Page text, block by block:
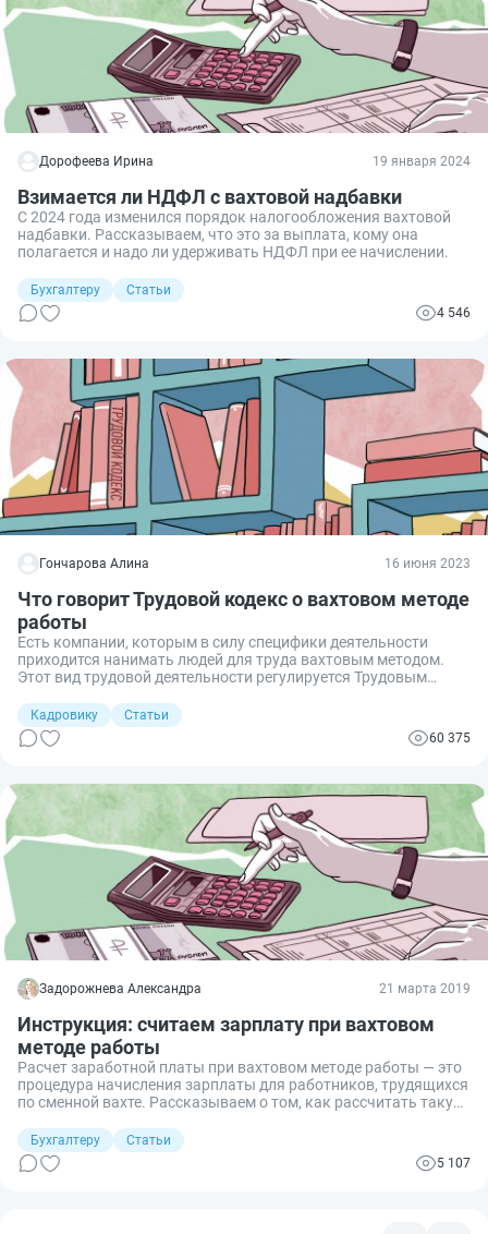
Дорофеева Ирина 19 января 2024
Взимается ли НДФЛ с вахтовой надбавки
С 2024 года изменился порядок налогообложения вахтовой
надбавки. Рассказываем, что это за выплата, кому она
полагается и надо ли удерживать НДФЛ при ее начислении.
Бухгалтеру
Статьи
4 546
Гончарова Алина 16 июня 2023
Что говорит Трудовой кодекс о вахтовом методе
работы
Есть компании, которым в силу специфики деятельности
приходится нанимать людей для труда вахтовым методом.
Этот вид трудовой деятельности регулируется Трудовым
такое, чем он отличается от обычного, в каких случаях
эффективен, как оплачивать и как оформлять.
Кадровику
Статьи
60 375
Задорожнева Александра 21 марта 2019
Инструкция: считаем зарплату при вахтовом
методе работы
Расчет заработной платы при вахтовом методе работы — это
процедура начисления зарплаты для работников, трудящихся
по сменной вахте. Рассказываем о том, как рассчитать такую
Бухгалтеру
Статьи
5 107